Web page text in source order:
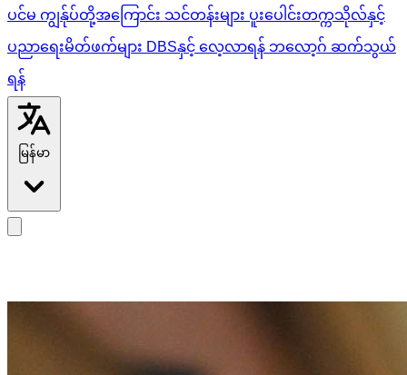
ပင်မကျွန်ုပ်တို့အကြောင်းသင်တန်းများပူးပေါင်းတက္ကသိုလ်နှင့်
ပညာရေးမိတ်ဖက်များDBSနှင့် လေ့လာရန်ဘလော့ဂ်ဆက်သွယ်
ရန်
မြန်မာ